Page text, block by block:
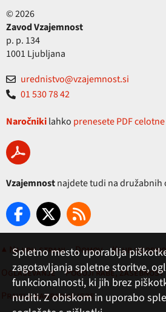
© 2026
Zavod Vzajemnost
p. p. 134
1001 Ljubljana
urednistvo@vzajemnost.si
01 530 78 42
Naročnikilahko prenesete PDF
Vzajemnostnajdete tudi na družabnih
▲ Na vrh strani Domov Klub
Oglaševanje
Pogoji rabe,
Pravila nagradne igre
Spletno mesto uporablja
zagotavljanja spletne storitve,
funkcionalnosti, ki jih brez
nuditi. Z obiskom in uporabo